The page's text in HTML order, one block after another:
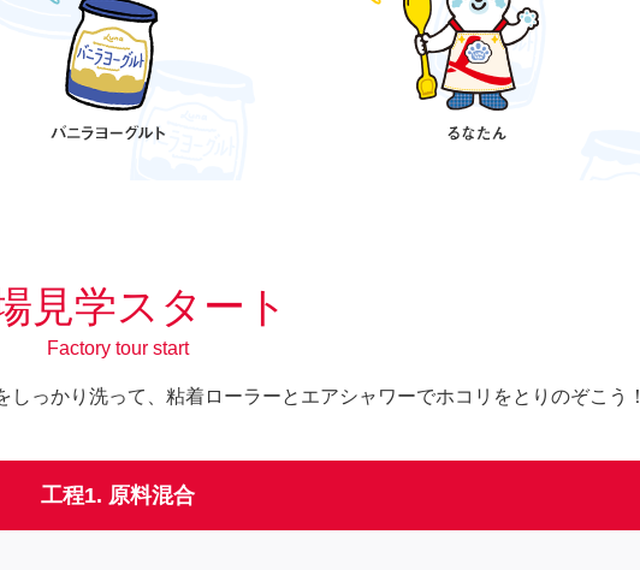
見学スタート
Factory tour start
っかり洗って、粘着ローラーとエアシャワーでホコリをとりのぞこう！
工程1. 原料混合